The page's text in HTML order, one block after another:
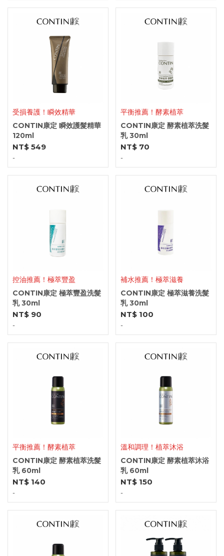
受損養護！瞬效精華
CONTIN康定 瞬效護髮精華
120ml
NT$ 549
-
平衡推薦！酵素植萃
CONTIN康定 酵素植萃洗髮
乳 30ml
NT$ 70
-
控油推薦！極萃豐盈
CONTIN康定 極萃豐盈洗髮
乳 30ml
NT$ 90
-
補水推薦！極萃滋養
CONTIN康定 極萃滋養洗髮
乳 30ml
NT$ 100
-
平衡推薦！酵素植萃
CONTIN康定 酵素植萃洗髮
乳 60ml
NT$ 140
-
溫和調理！植萃沐浴
CONTIN康定 酵素植萃沐浴
乳 60ml
NT$ 150
-